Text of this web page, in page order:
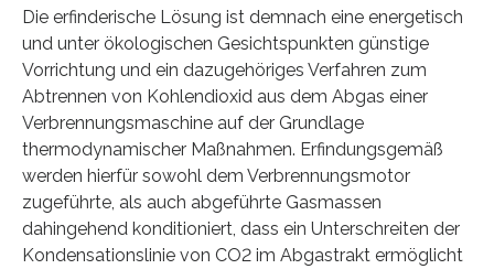
Die erfinderische Lösung ist demnach eine energetisch
und unter ökologischen Gesichtspunkten günstige
Vorrichtung und ein dazugehöriges Verfahren zum
Abtrennen von Kohlendioxid aus dem Abgas einer
Verbrennungsmaschine auf der Grundlage
thermodynamischer Maßnahmen. Erfindungsgemäß
werden hierfür sowohl dem Verbrennungsmotor
zugeführte, als auch abgeführte Gasmassen
dahingehend konditioniert, dass ein Unterschreiten der
Kondensationslinie von CO2 im Abgastrakt ermöglicht